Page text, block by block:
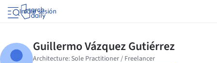
Iniciar sesión